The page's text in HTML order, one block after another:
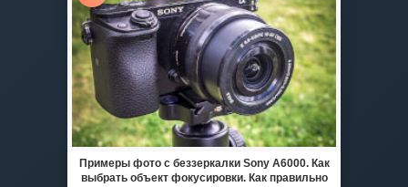
Примеры фото с беззеркалки Sony A6000. Как
выбрать объект фокусировки. Как правильно